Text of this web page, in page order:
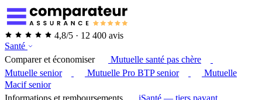
4,8/5 · 12 400 avis
Santé
Comparer et économiser
Mutuelle santé pas chère
Mutuelle senior
Mutuelle Pro BTP senior
Mutuelle
Macif senior
Informations et remboursements
iSanté — tiers payant